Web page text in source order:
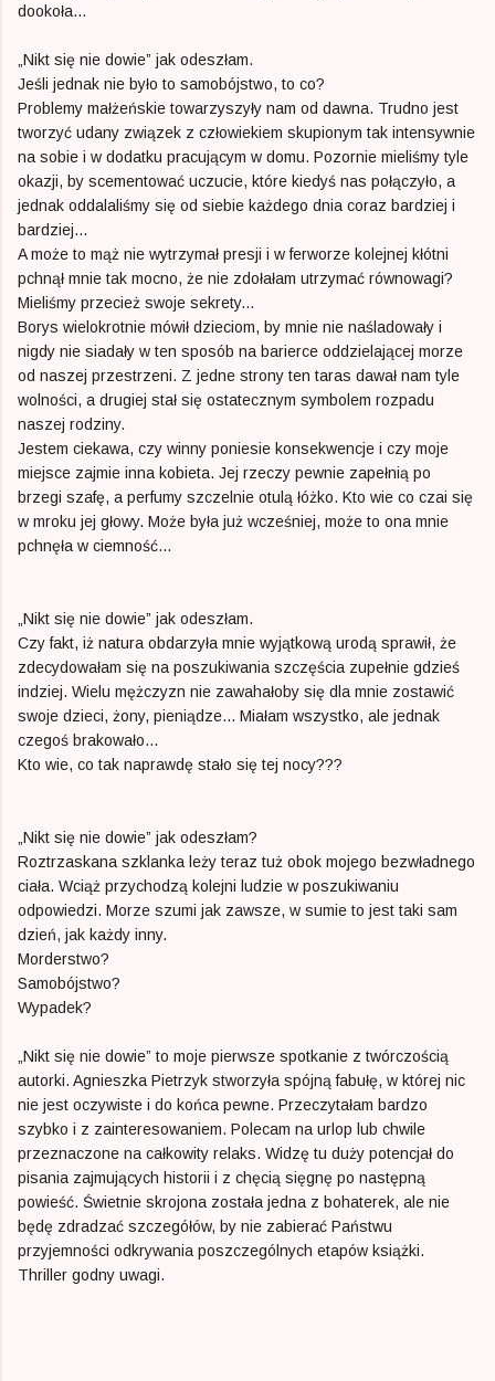
dookoła...
„Nikt się nie dowie” jak odeszłam.
Jeśli jednak nie było to samobójstwo, to co?
Problemy małżeńskie towarzyszyły nam od dawna. Trudno jest
tworzyć udany związek z człowiekiem skupionym tak intensywnie
na sobie i w dodatku pracującym w domu. Pozornie mieliśmy tyle
okazji, by scementować uczucie, które kiedyś nas połączyło, a
jednak oddalaliśmy się od siebie każdego dnia coraz bardziej i
bardziej...
A może to mąż nie wytrzymał presji i w ferworze kolejnej kłótni
pchnął mnie tak mocno, że nie zdołałam utrzymać równowagi?
Mieliśmy przecież swoje sekrety...
Borys wielokrotnie mówił dzieciom, by mnie nie naśladowały i
nigdy nie siadały w ten sposób na barierce oddzielającej morze
od naszej przestrzeni. Z jedne strony ten taras dawał nam tyle
wolności, a drugiej stał się ostatecznym symbolem rozpadu
naszej rodziny.
Jestem ciekawa, czy winny poniesie konsekwencje i czy moje
miejsce zajmie inna kobieta. Jej rzeczy pewnie zapełnią po
brzegi szafę, a perfumy szczelnie otulą łóżko. Kto wie co czai się
w mroku jej głowy. Może była już wcześniej, może to ona mnie
pchnęła w ciemność...
„Nikt się nie dowie” jak odeszłam.
Czy fakt, iż natura obdarzyła mnie wyjątkową urodą sprawił, że
zdecydowałam się na poszukiwania szczęścia zupełnie gdzieś
indziej. Wielu mężczyzn nie zawahałoby się dla mnie zostawić
swoje dzieci, żony, pieniądze... Miałam wszystko, ale jednak
czegoś brakowało...
Kto wie, co tak naprawdę stało się tej nocy???
„Nikt się nie dowie” jak odeszłam?
Roztrzaskana szklanka leży teraz tuż obok mojego bezwładnego
ciała. Wciąż przychodzą kolejni ludzie w poszukiwaniu
odpowiedzi. Morze szumi jak zawsze, w sumie to jest taki sam
dzień, jak każdy inny.
Morderstwo?
Samobójstwo?
Wypadek?
„Nikt się nie dowie” to moje pierwsze spotkanie z twórczością
autorki. Agnieszka Pietrzyk stworzyła spójną fabułę, w której nic
nie jest oczywiste i do końca pewne. Przeczytałam bardzo
szybko i z zainteresowaniem. Polecam na urlop lub chwile
przeznaczone na całkowity relaks. Widzę tu duży potencjał do
pisania zajmujących historii i z chęcią sięgnę po następną
powieść. Świetnie skrojona została jedna z bohaterek, ale nie
będę zdradzać szczegółów, by nie zabierać Państwu
przyjemności odkrywania poszczególnych etapów książki.
Thriller godny uwagi.